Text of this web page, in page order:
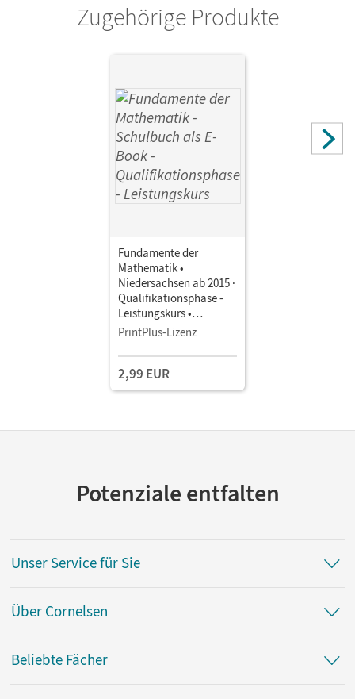
Mentzendorff, Arne; Block, Jan; Flade, Lothar; Pruzina,
Zugehörige Produkte
Fundamente der
Mathematik •
Niedersachsen ab 2015 ·
Qualifikationsphase -
Leistungskurs •
Schulbuch als E-Book
PrintPlus-Lizenz
2,99 EUR
Potenziale entfalten
Unser Service für Sie
Über Cornelsen
Beliebte Fächer